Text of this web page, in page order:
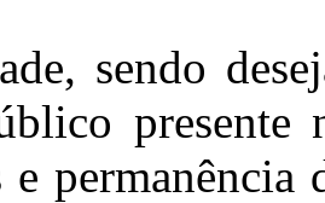
sendo
presente
permanência